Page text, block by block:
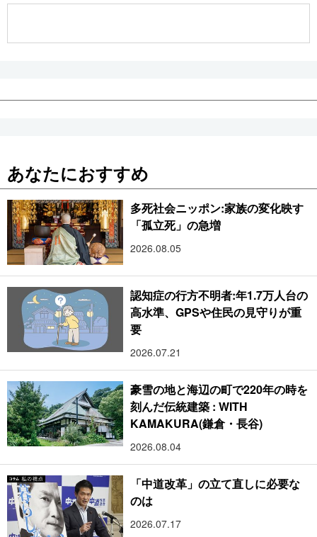
あなたにおすすめ
多死社会ニッポン:家族の変化映す
「孤立死」の急増
2026.08.05
認知症の行方不明者:年1.7万人台の
高水準、GPSや住民の見守りが重
要
2026.07.21
豪雪の地と海辺の町で220年の時を
刻んだ伝統建築 : WITH
KAMAKURA(鎌倉・長谷)
2026.08.04
「中道改革」の立て直しに必要な
のは
2026.07.17